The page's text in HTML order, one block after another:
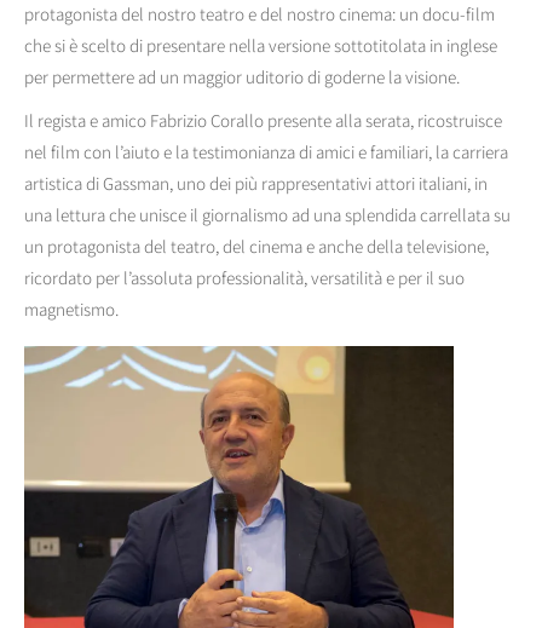
protagonista del nostro teatro e del nostro cinema: un docu-film
che si è scelto di presentare nella versione sottotitolata in inglese
per permettere ad un maggior uditorio di goderne la visione.
Il regista e amico Fabrizio Corallo presente alla serata, ricostruisce
nel film con l’aiuto e la testimonianza di amici e familiari, la carriera
artistica di Gassman, uno dei più rappresentativi attori italiani, in
una lettura che unisce il giornalismo ad una splendida carrellata su
un protagonista del teatro, del cinema e anche della televisione,
ricordato per l’assoluta professionalità, versatilità e per il suo
magnetismo.